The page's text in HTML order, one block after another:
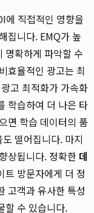
에 직접적인 영향을
집니다. EMQ가 높
명확하게 파악할 수
효율적인 광고는 최
고 최적화가 가속화
학습하여 더 나은 타
면 학습 데이터의 품
떨어집니다. 마지
상됩니다. 정확한 데
트 방문자에게 더 정
고객과 유사한 특성
할 수 있습니다.